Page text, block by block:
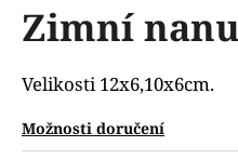
produktu
je
z
5
Zimní
Velikosti 12x6,10x6cm.
Možnosti doručení
o
p
o
r
u
č